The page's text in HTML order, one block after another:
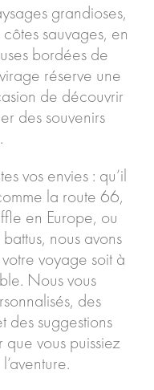
grandioses,
sauvages, en
bordées de
réserve une
de découvrir
des souvenirs
vos envies : qu’il
la route 66,
en Europe, ou
nous avons
voyage soit à
Nous vous
des
des suggestions
vous puissiez